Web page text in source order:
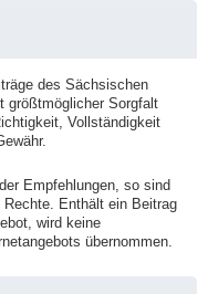
des Sächsischen
größtmöglicher Sorgfalt
Vollständigkeit
Empfehlungen, so sind
Enthält ein Beitrag
wird keine
übernommen.